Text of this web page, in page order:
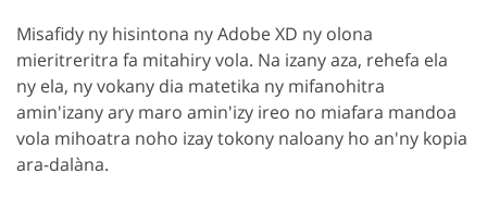
Misafidy ny hisintona ny Adobe XD ny olona
mieritreritra fa mitahiry vola. Na izany aza, rehefa ela
ny ela, ny vokany dia matetika ny mifanohitra
amin'izany ary maro amin'izy ireo no miafara mandoa
vola mihoatra noho izay tokony naloany ho an'ny kopia
ara-dalàna.